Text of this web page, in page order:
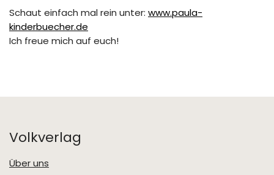
Schaut einfach mal rein unter: www.paula-
kinderbuecher.de
Ich freue mich auf euch!
Volkverlag
Über uns